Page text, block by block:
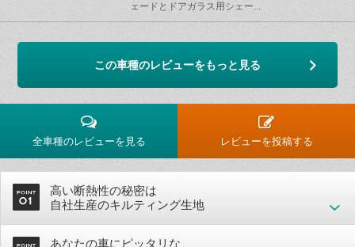
ェードとドアガラス用シェー...
この車種のレビューをもっと見る
全車種のレビューを見る レビューを投稿する
高い断熱性の秘密は
自社生産のキルティング生地
あなたの車にピッタリな